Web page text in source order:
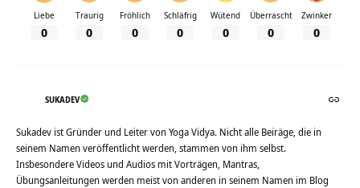
Liebe
0
Traurig
0
Fröhlich
0
Schläfrig
0
Wütend
0
Überrascht
0
Zwinker
0
SUKADEV
Sukadev ist Gründer und Leiter von Yoga Vidya. Nicht alle Beiräge, die in
seinem Namen veröffentlicht werden, stammen von ihm selbst.
Insbesondere Videos und Audios mit Vorträgen, Mantras,
Übungsanleitungen werden meist von anderen in seinem Namen im Blog